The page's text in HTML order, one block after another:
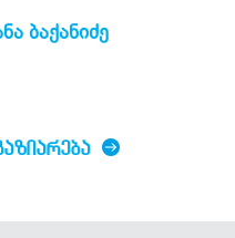
ბაქანიძე